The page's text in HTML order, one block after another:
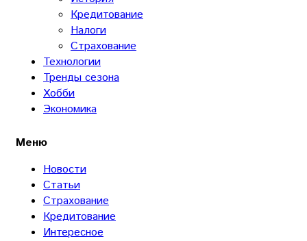
Кредитование
Налоги
Страхование
Технологии
Тренды сезона
Хобби
Экономика
Меню
Новости
Статьи
Страхование
Кредитование
Интересное